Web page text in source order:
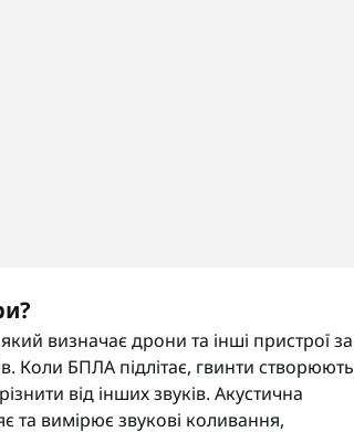
визначає дрони та інші пристрої за
Коли БПЛА підлітає, гвинти створюють
від інших звуків. Акустична
та вимірює звукові коливання,